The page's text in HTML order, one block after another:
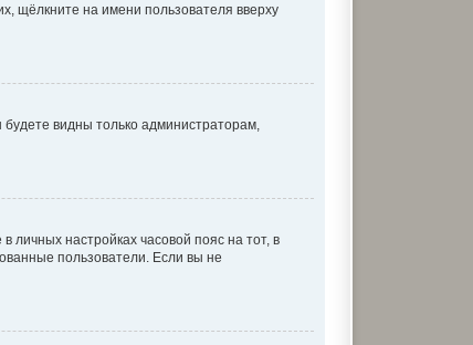
щёлкните на имени пользователя вверху
будете видны только администраторам,
личных настройках часовой пояс на тот, в
пользователи. Если вы не